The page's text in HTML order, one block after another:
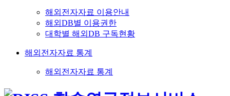
해외전자자료 이용안내
해외DB별 이용권한
대학별 해외DB 구독현황
해외전자자료 통계
해외전자자료 통계